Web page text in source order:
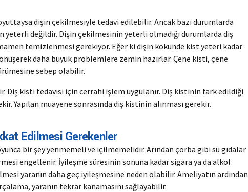
dişin çekilmesiyle tedavi edilebilir. Ancak bazı durumlarda
yeterli değildir. Dişin çekilmesinin yeterli olmadığı durumlarda diş
temizlenmesi gerekiyor. Eğer ki dişin kökünde kist yeteri kadar
daha büyük problemlere zemin hazırlar. Çene kisti, çene
sebep olabilir.
Diş kisti tedavisi için cerrahi işlem uygulanır. Diş kistinin fark edildiği
Yapılan muayene sonrasında diş kistinin alınması gerekir.
Edilmesi Gerekenler
bir şey yenmemeli ve içilmemelidir. Arından çorba gibi su gıdalar
engellenir. İyileşme süresinin sonuna kadar sigara ya da alkol
yaranın daha geç iyileşmesine neden olabilir. Ameliyatın ardından
yaranın tekrar kanamasını sağlayabilir.